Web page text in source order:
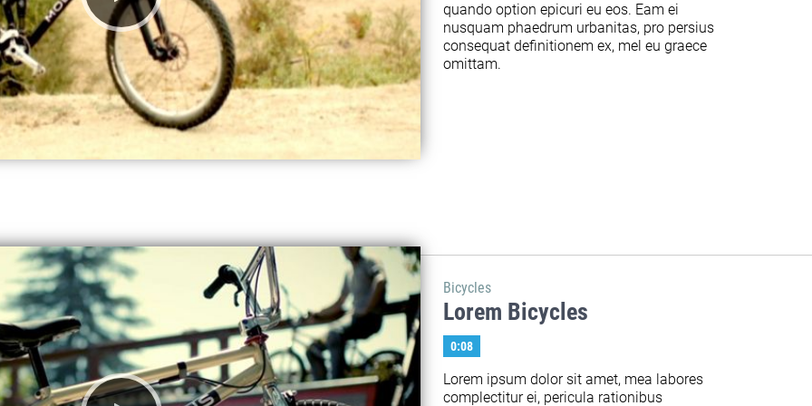
quando option epicuri eu eos. Eam ei
nusquam phaedrum urbanitas, pro persius
consequat definitionem ex, mel eu graece
omittam.
Bicycles
Lorem Bicycles
0:08
Lorem ipsum dolor sit amet, mea labores
complectitur ei, pericula rationibus